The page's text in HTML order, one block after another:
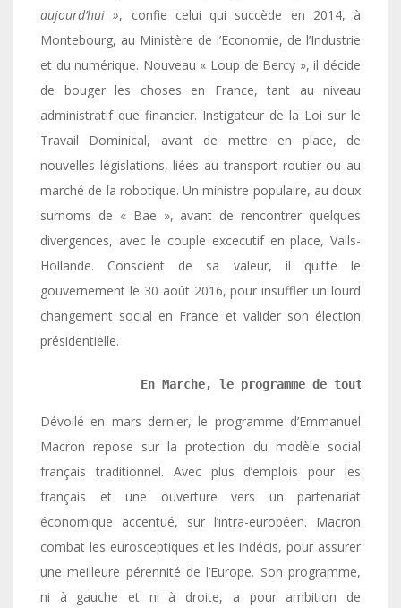
aujourd’hui », confie celui qui succède en 2014, à
Montebourg, au Ministère de l’Economie, de l’Industrie
et du numérique. Nouveau « Loup de Bercy », il décide
de bouger les choses en France, tant au niveau
administratif que financier. Instigateur de la Loi sur le
Travail Dominical, avant de mettre en place, de
nouvelles législations, liées au transport routier ou au
marché de la robotique. Un ministre populaire, au doux
surnoms de « Bae », avant de rencontrer quelques
divergences, avec le couple excecutif en place, Valls-
Hollande. Conscient de sa valeur, il quitte le
gouvernement le 30 août 2016, pour insuffler un lourd
changement social en France et valider son élection
présidentielle.
En Marche, le programme de toute une
Dévoilé en mars dernier, le programme d’Emmanuel
Macron repose sur la protection du modèle social
français traditionnel. Avec plus d’emplois pour les
français et une ouverture vers un partenariat
économique accentué, sur l’intra-européen. Macron
combat les eurosceptiques et les indécis, pour assurer
une meilleure pérennité de l’Europe. Son programme,
ni à gauche et ni à droite, a pour ambition de